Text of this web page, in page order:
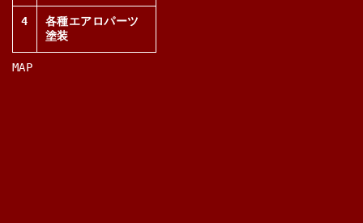
4
各種エアロパーツ
塗装
MAP